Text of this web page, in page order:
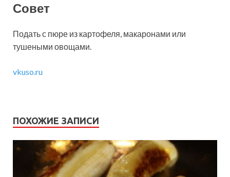
Совет
Подать с пюре из картофеля, макаронами или
тушеными овощами.
vkuso.ru
ПОХОЖИЕ ЗАПИСИ